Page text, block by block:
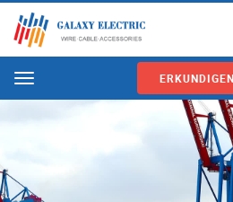
Menu